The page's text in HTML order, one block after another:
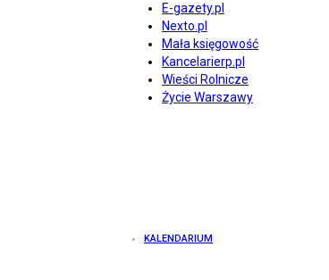
E-gazety.pl
Nexto.pl
Mała księgowość
Kancelarierp.pl
Wieści Rolnicze
Życie Warszawy
KALENDARIUM